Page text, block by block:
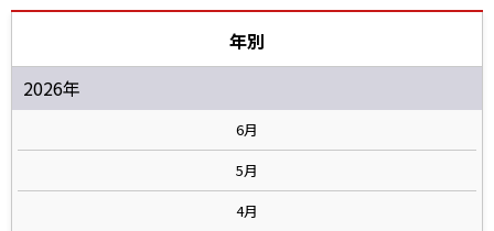
年別
2026年
6月
5月
4月